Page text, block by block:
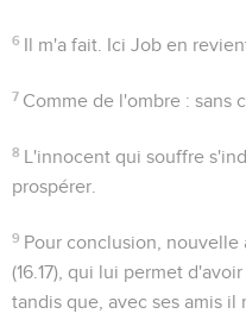
6 Il m'a fait . Ici Job en
7 Comme de l'ombre : sans
8 L'innocent qui souffre
prospérer.
9 Pour conclusion,
(16.17), qui lui permet
tandis que, avec ses amis il